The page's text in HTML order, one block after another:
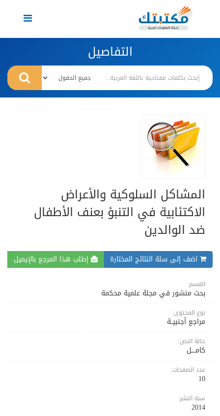
Toggle
navigation
التفاصيل
المشاكل السلوكية والأعراض
الاكتئابية في التنبؤ بعنف الأطفال
ضد الوالدين
اضف إلى سلة النتائج المختارة إطلب هذا المرجع بالإيميل
القسم:
بحث منشور في مجلة علمية محكمة
نوع المحتوى:
مراجع أجنبيــة
حالة النص:
كامــــل
عدد الصفحات:
10
سنة النشر:
2014